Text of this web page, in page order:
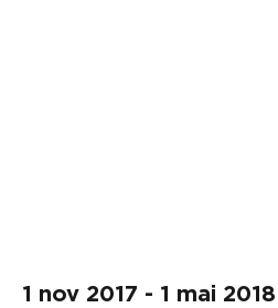
1 nov 2017 - 1 mai 2018